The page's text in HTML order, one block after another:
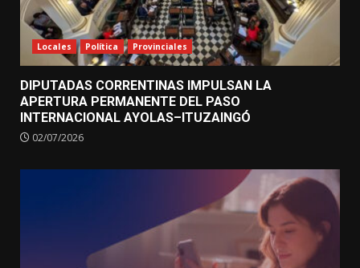
Locales Política Provinciales
DIPUTADAS CORRENTINAS IMPULSAN LA
APERTURA PERMANENTE DEL PASO
INTERNACIONAL AYOLAS–ITUZAINGÓ
02/07/2026